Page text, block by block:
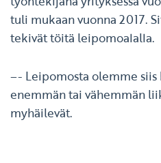
tuli mukaan vuonna 2017.
tekivät töitä leipomoalalla.
–- Leipomosta olemme
enemmän tai vähemmän
myhäilevät.